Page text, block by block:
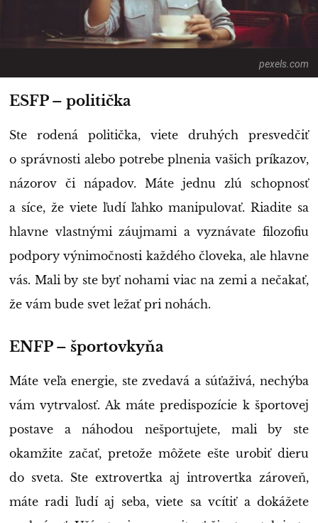
pexels.com
ESFP – politička
Ste rodená politička, viete druhých presvedčiť
o správnosti alebo potrebe plnenia vašich príkazov,
názorov či nápadov. Máte jednu zlú schopnosť
a síce, že viete ľudí ľahko manipulovať. Riadite sa
hlavne vlastnými záujmami a vyznávate filozofiu
podpory výnimočnosti každého človeka, ale hlavne
vás. Mali by ste byť nohami viac na zemi a nečakať,
že vám bude svet ležať pri nohách.
ENFP – športovkyňa
Máte veľa energie, ste zvedavá a súťaživá, nechýba
vám vytrvalosť. Ak máte predispozície k športovej
postave a náhodou nešportujete, mali by ste
okamžite začať, pretože môžete ešte urobiť dieru
do sveta. Ste extrovertka aj introvertka zároveň,
máte radi ľudí aj seba, viete sa vcítiť a dokážete